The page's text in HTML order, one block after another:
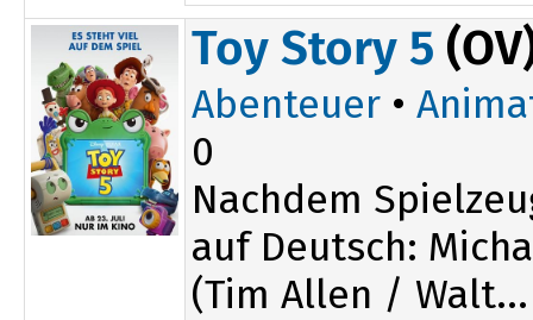
11:30
Toy Story 5
Abenteuer •
0
Nachdem
auf Deutsch:
(Tim Allen / Walt...